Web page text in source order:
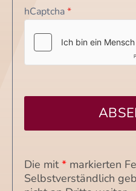
hCaptcha*
Die mit* markierten
Selbstverständlich